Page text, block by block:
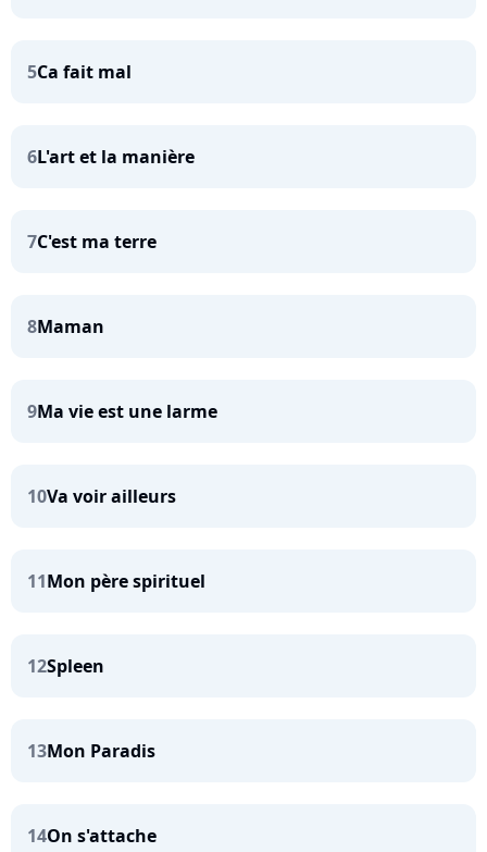
5Ca fait mal
6L'art et la manière
7C'est ma terre
8Maman
9Ma vie est une larme
10Va voir ailleurs
11Mon père spirituel
12Spleen
13Mon Paradis
14On s'attache